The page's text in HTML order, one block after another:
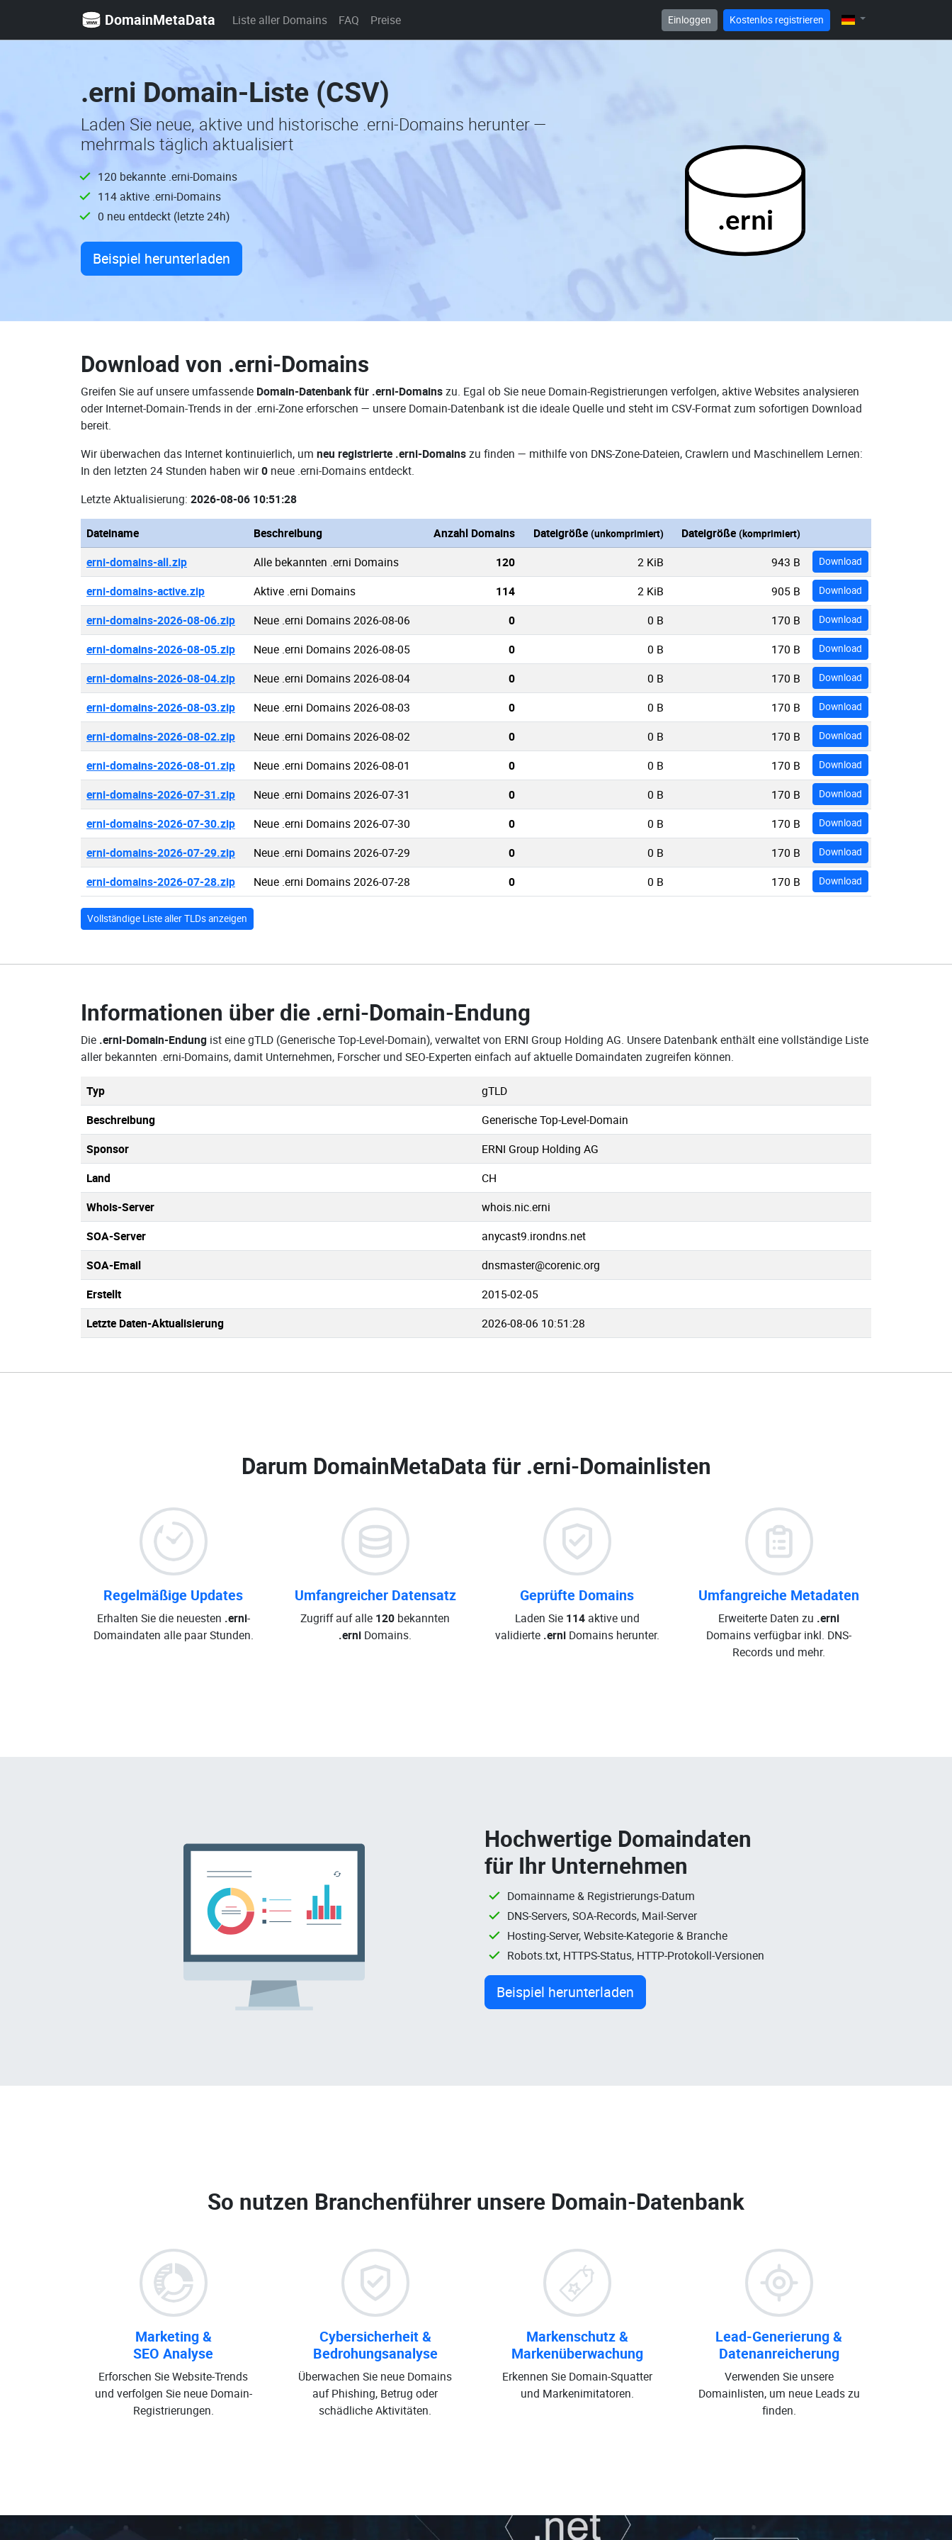
DomainMetaData Liste aller Domains FAQ Preise Einloggen Kostenlos registrieren
.erni Domain-Liste (CSV)
Laden Sie neue, aktive und historische .erni-Domains herunter —
mehrmals täglich aktualisiert
120 bekannte .erni-Domains
114 aktive .erni-Domains
0 neu entdeckt (letzte 24h)
Beispiel herunterladen
.erni
Download von .erni-Domains
Greifen Sie auf unsere umfassende Domain-Datenbank für .erni-Domainszu. Egal ob Sie neue Domain-Registrierungen verfolgen, aktive Websites analysieren
oder Internet-Domain-Trends in der .erni-Zone erforschen — unsere Domain-Datenbank ist die ideale Quelle und steht im CSV-Format zum sofortigen Download
bereit.
Wir überwachen das Internet kontinuierlich, um neu registrierte .erni-Domainszu finden — mithilfe von DNS-Zone-Dateien, Crawlern und Maschinellem Lernen:
In den letzten 24 Stunden haben wir0 neue .erni-Domains entdeckt.
Letzte Aktualisierung: 2026-08-06 10:51:28
Dateiname Beschreibung Anzahl Domains Dateigröße (unkomprimiert) Dateigröße (komprimiert)
erni-domains-all.zip Alle bekannten .erni Domains 120 2 KiB 943 B Download
erni-domains-active.zip Aktive .erni Domains 114 2 KiB 905 B Download
erni-domains-2026-08-06.zip Neue .erni Domains 2026-08-06 0 0 B 170 B Download
erni-domains-2026-08-05.zip Neue .erni Domains 2026-08-05 0 0 B 170 B Download
erni-domains-2026-08-04.zip Neue .erni Domains 2026-08-04 0 0 B 170 B Download
erni-domains-2026-08-03.zip Neue .erni Domains 2026-08-03 0 0 B 170 B Download
erni-domains-2026-08-02.zip Neue .erni Domains 2026-08-02 0 0 B 170 B Download
erni-domains-2026-08-01.zip Neue .erni Domains 2026-08-01 0 0 B 170 B Download
erni-domains-2026-07-31.zip Neue .erni Domains 2026-07-31 0 0 B 170 B Download
erni-domains-2026-07-30.zip Neue .erni Domains 2026-07-30 0 0 B 170 B Download
erni-domains-2026-07-29.zip Neue .erni Domains 2026-07-29 0 0 B 170 B Download
erni-domains-2026-07-28.zip Neue .erni Domains 2026-07-28 0 0 B 170 B Download
Vollständige Liste aller TLDs anzeigen
Informationen über die .erni-Domain-Endung
Die .erni-Domain-Endung ist eine gTLD (Generische Top-Level-Domain), verwaltet von ERNI Group Holding AG. Unsere Datenbank enthält eine vollständige Liste
aller bekannten .erni-Domains, damit Unternehmen, Forscher und SEO-Experten einfach auf aktuelle Domaindaten zugreifen können.
Typ
gTLD
Beschreibung
Generische Top-Level-Domain
Sponsor
ERNI Group Holding AG
Land
CH
Whois-Server
whois.nic.erni
SOA-Server
anycast9.irondns.net
SOA-Email
dnsmaster@corenic.org
Erstellt
2015-02-05
Letzte Daten-Aktualisierung
2026-08-06 10:51:28
Darum DomainMetaData für .erni-Domainlisten
Regelmäßige Updates
Erhalten Sie die neuesten .erni-
Domaindaten alle paar Stunden.
Umfangreicher Datensatz
Zugriff auf alle 120 bekannten
.erni Domains.
Geprüfte Domains
Laden Sie 114aktive und
validierte .erniDomains herunter.
Umfangreiche Metadaten
Erweiterte Daten zu .erni
Domains verfügbar inkl. DNS-
Records und mehr.
Hochwertige Domaindaten
für Ihr Unternehmen
Domainname & Registrierungs-Datum
DNS-Servers, SOA-Records, Mail-Server
Hosting-Server, Website-Kategorie & Branche
Robots.txt, HTTPS-Status, HTTP-Protokoll-Versionen
Beispiel herunterladen
So nutzen Branchenführer unsere Domain-Datenbank
Marketing &
SEO Analyse
Erforschen Sie Website-Trends
und verfolgen Sie neue Domain-
Registrierungen.
Cybersicherheit &
Bedrohungsanalyse
Überwachen Sie neue Domains
auf Phishing, Betrug oder
schädliche Aktivitäten.
Markenschutz &
Markenüberwachung
Erkennen Sie Domain-Squatter
und Markenimitatoren.
Lead-Generierung &
Datenanreicherung
Verwenden Sie unsere
Domainlisten, um neue Leads zu
finden.